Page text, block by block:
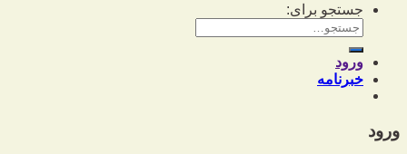
جستجو برای:
ورود
خبرنامه
ورود